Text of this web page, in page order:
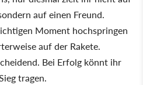
auf einen Freund.
Moment hochspringen
auf der Rakete.
Bei Erfolg könnt ihr
tragen.